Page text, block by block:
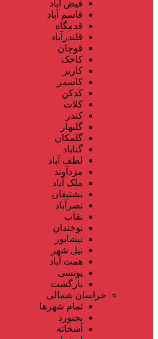
فیض آباد
قاسم آباد
قدمگاه
قلندرآباد
قوچان
کاخک
کاریز
کاشمر
کدکن
کلات
کندر
گلبهار
گلمکان
گناباد
لطف آباد
مزدآوند
ملک آباد
نشتیفان
نصرآباد
نقاب
نوخندان
نیشابور
نیل شهر
همت آباد
یونسی
بازگشت
خراسان شمالی
تمام شهر‌ها
بجنورد
آشخانه